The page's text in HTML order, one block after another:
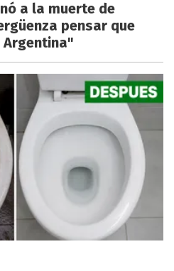
a la muerte de
pensar que
Argentina"